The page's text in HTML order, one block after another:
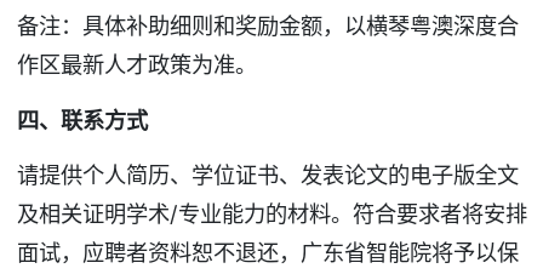
备注：具体补助细则和奖励金额，以横琴粤澳深度合
作区最新人才政策为准。
四、联系方式
请提供个人简历、学位证书、发表论文的电子版全文
及相关证明学术/专业能力的材料。符合要求者将安排
面试，应聘者资料恕不退还，广东省智能院将予以保